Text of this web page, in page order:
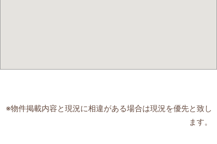
※物件掲載内容と現況に相違がある場合は現況を優先と致し
ます。